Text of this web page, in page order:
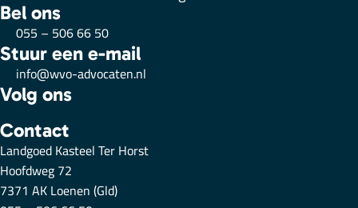
Bel ons
055 – 506 66 50
Stuur een e-mail
info@wvo-advocaten.nl
Volg ons
Contact
Landgoed Kasteel Ter Horst
Hoofdweg 72
7371 AK Loenen (Gld)